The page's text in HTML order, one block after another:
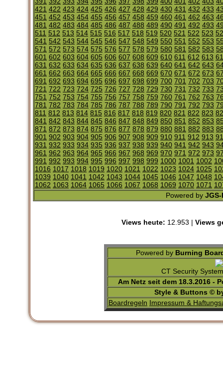
421 422 423 424 425 426 427 428 429 430 431 432 433
451 452 453 454 455 456 457 458 459 460 461 462 463
481 482 483 484 485 486 487 488 489 490 491 492 493
511 512 513 514 515 516 517 518 519 520 521 522 523
541 542 543 544 545 546 547 548 549 550 551 552 553
571 572 573 574 575 576 577 578 579 580 581 582 583
601 602 603 604 605 606 607 608 609 610 611 612 613
631 632 633 634 635 636 637 638 639 640 641 642 643
661 662 663 664 665 666 667 668 669 670 671 672 673
691 692 693 694 695 696 697 698 699 700 701 702 703
721 722 723 724 725 726 727 728 729 730 731 732 733
751 752 753 754 755 756 757 758 759 760 761 762 763
781 782 783 784 785 786 787 788 789 790 791 792 793
811 812 813 814 815 816 817 818 819 820 821 822 823
841 842 843 844 845 846 847 848 849 850 851 852 853
871 872 873 874 875 876 877 878 879 880 881 882 883
901 902 903 904 905 906 907 908 909 910 911 912 913
931 932 933 934 935 936 937 938 939 940 941 942 943
961 962 963 964 965 966 967 968 969 970 971 972 973
991 992 993 994 995 996 997 998 999 1000 1001 1002
1016 1017 1018 1019 1020 1021 1022 1023 1024 1025
1039 1040 1041 1042 1043 1044 1045 1046 1047 1048
1062 1063 1064 1065 1066 1067 1068 1069 1070 1071
Powered by
Views heute: 12.953 | Views
Powered by Burning
CT Security
Am Netz seit dem 18.3.2016 -
Style & Buttons ©
Boardregeln Impressum &